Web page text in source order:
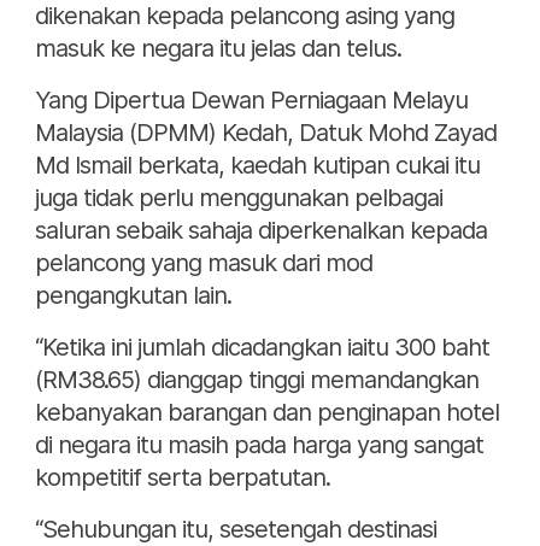
dikenakan kepada pelancong asing yang
masuk ke negara itu jelas dan telus.
Yang Dipertua Dewan Perniagaan Melayu
Malaysia (DPMM) Kedah, Datuk Mohd Zayad
Md Ismail berkata, kaedah kutipan cukai itu
juga tidak perlu menggunakan pelbagai
saluran sebaik sahaja diperkenalkan kepada
pelancong yang masuk dari mod
pengangkutan lain.
“Ketika ini jumlah dicadangkan iaitu 300 baht
(RM38.65) dianggap tinggi memandangkan
kebanyakan barangan dan penginapan hotel
di negara itu masih pada harga yang sangat
kompetitif serta berpatutan.
“Sehubungan itu, sesetengah destinasi